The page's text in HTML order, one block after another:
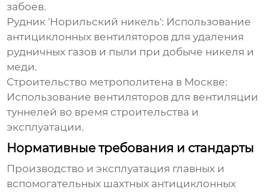
забоев.
Рудник 'Норильский никель': Использование
антициклонных вентиляторов для удаления
рудничных газов и пыли при добыче никеля и
меди.
Строительство метрополитена в Москве:
Использование вентиляторов для вентиляции
туннелей во время строительства и
эксплуатации.
Нормативные требования и стандарты
Производство и эксплуатация главных и
вспомогательных шахтных антициклонных